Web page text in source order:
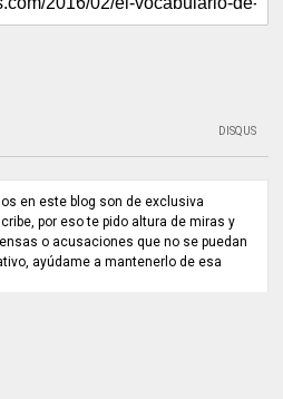
DISQUS
en este blog son de exclusiva
por eso te pido altura de miras y
o acusaciones que no se puedan
ayúdame a mantenerlo de esa